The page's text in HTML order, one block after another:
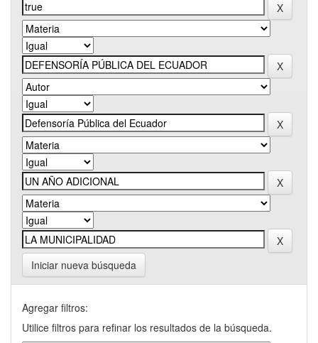
Iniciar nueva búsqueda
Agregar filtros:
Utilice filtros para refinar los resultados de la búsqueda.